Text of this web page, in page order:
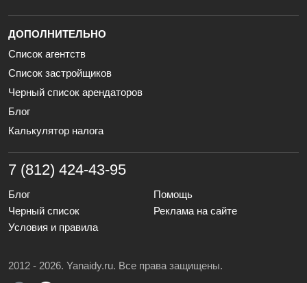
ДОПОЛНИТЕЛЬНО
Список агентств
Список застройщиков
Черный список арендаторов
Блог
Калькулятор налога
7 (812) 424-43-95
Блог
Помощь
Черный список
Реклама на сайте
Условия и правила
2012 - 2026. Yanaidy.ru. Все права защищены.